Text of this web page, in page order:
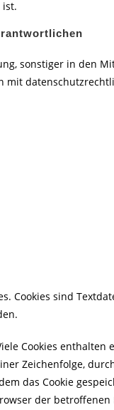
ist.
sonstiger in den
mit
Cookies sind
Cookies enthalten
Zeichenfolge,
das Cookie
der